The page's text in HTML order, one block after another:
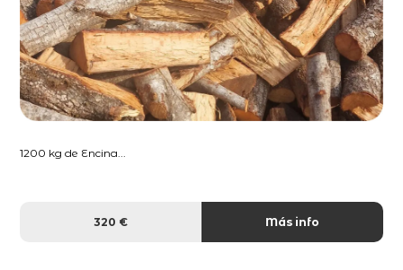
1200 kg de Encina...
320 € Más info